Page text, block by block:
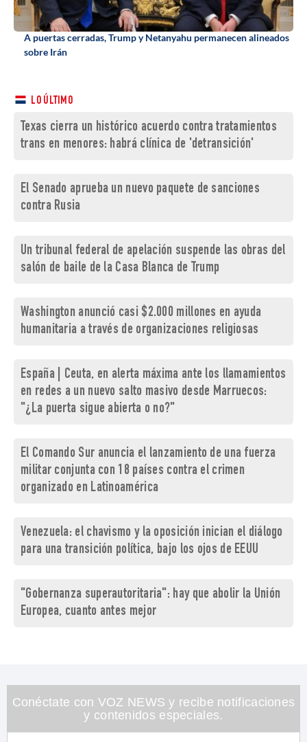
A puertas cerradas, Trump y Netanyahu permanecen alineados
sobre Irán
LO ÚLTIMO
Texas cierra un histórico acuerdo contra tratamientos
trans en menores: habrá clínica de 'detransición'
El Senado aprueba un nuevo paquete de sanciones
contra Rusia
Un tribunal federal de apelación suspende las obras del
salón de baile de la Casa Blanca de Trump
Washington anunció casi $2.000 millones en ayuda
humanitaria a través de organizaciones religiosas
España | Ceuta, en alerta máxima ante los llamamientos
en redes a un nuevo salto masivo desde Marruecos:
"¿La puerta sigue abierta o no?"
El Comando Sur anuncia el lanzamiento de una fuerza
militar conjunta con 18 países contra el crimen
organizado en Latinoamérica
Venezuela: el chavismo y la oposición inician el diálogo
para una transición política, bajo los ojos de EEUU
"Gobernanza superautoritaria": hay que abolir la Unión
Europea, cuanto antes mejor
Conéctate con VOZ NEWS y recibe notificaciones
y contenidos especiales.